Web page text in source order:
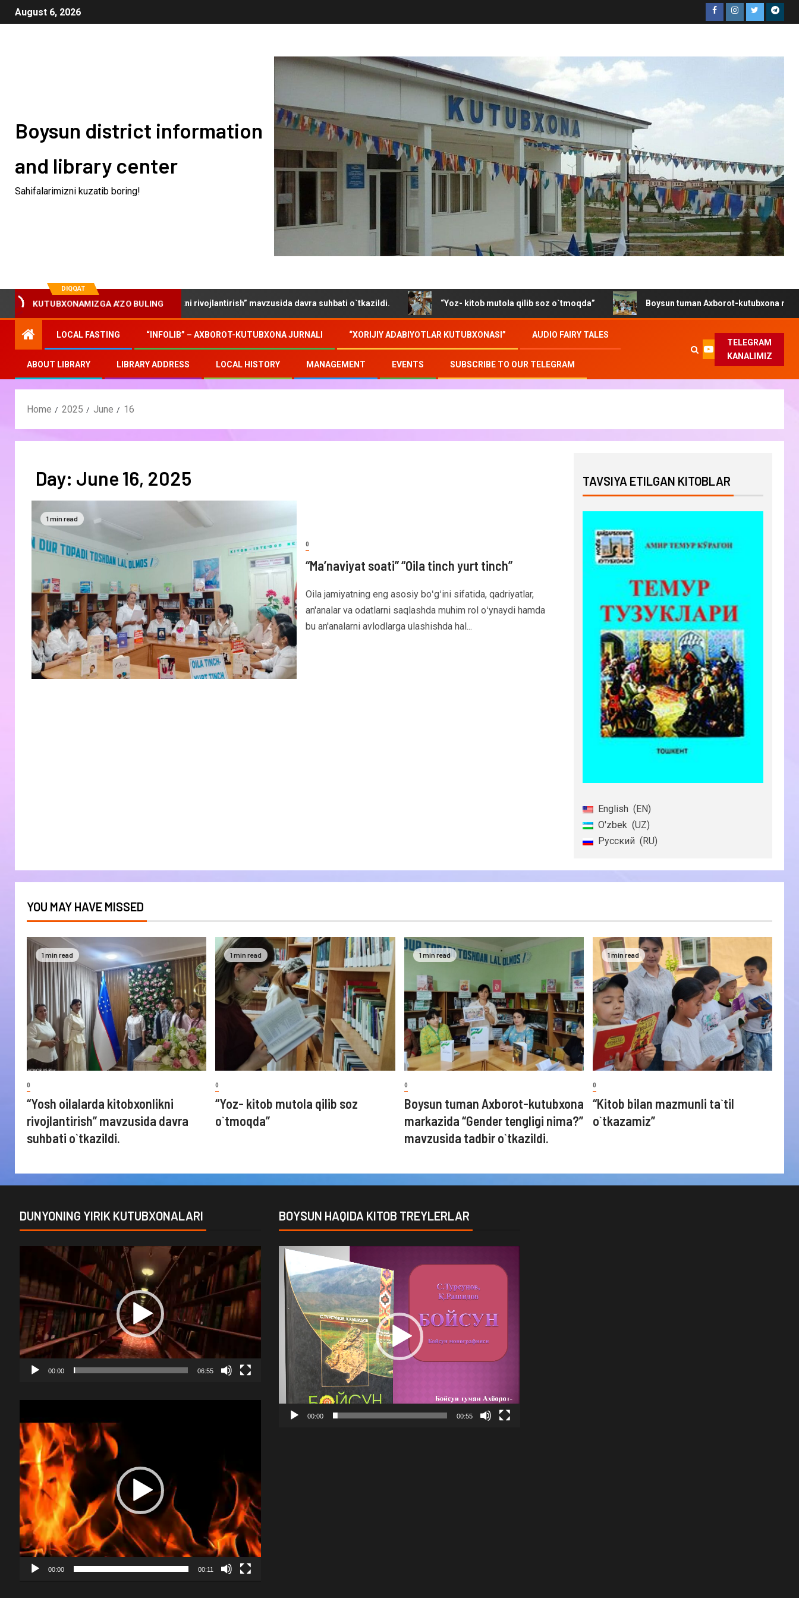
August 6, 2026
Boysun district information
and library center
Sahifalarimizni kuzatib boring!
DIQQAT
KUTUBXONAMIZGA A'ZO BULING
“Yosh oilalarda kitobxonlikni rivojlantirish” mavzusida davra suhbati o`tkazildi. “Yoz- kitob mutola qilib soz o`tmoqda” Boysun tuman Axborot-kutubxona markazida
LOCAL FASTING “INFOLIB” – AXBOROT-KUTUBXONA JURNALI “XORIJIY ADABIYOTLAR KUTUBXONASI” AUDIO FAIRY TALES
ABOUT LIBRARY LIBRARY ADDRESS LOCAL HISTORY MANAGEMENT EVENTS SUBSCRIBE TO OUR TELEGRAM
TELEGRAM
KANALIMIZ
Home 2025 June 16
Day: June 16, 2025
1 min read
0
“Ma’naviyat soati” “Oila tinch yurt tinch”
Oila jamiyatning eng asosiy boʻgʻini sifatida, qadriyatlar,
an'analar va odatlarni saqlashda muhim rol oʻynaydi hamda
bu an'analarni avlodlarga ulashishda hal...
TAVSIYA ETILGAN KITOBLAR
English
EN
O'zbek
UZ
Русский
RU
YOU MAY HAVE MISSED
1 min read
0
“Yosh oilalarda kitobxonlikni
rivojlantirish” mavzusida davra
suhbati o`tkazildi.
1 min read
0
“Yoz- kitob mutola qilib soz
o`tmoqda”
1 min read
0
Boysun tuman Axborot-kutubxona
markazida “Gender tengligi nima?”
mavzusida tadbir o`tkazildi.
1 min read
0
“Kitob bilan mazmunli ta`til
o`tkazamiz”
DUNYONING YIRIK KUTUBXONALARI
00:00 06:55
Player
00:00 00:11
BOYSUN HAQIDA KITOB TREYLERLAR
Video
Player
00:00 00:55